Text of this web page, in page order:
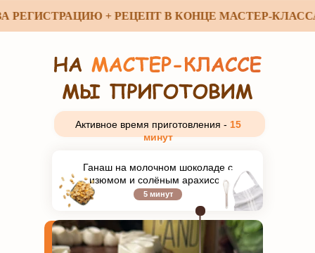
+ РЕЦЕПТ В КОНЦЕ МАСТЕР-КЛАССА
Ганаш на молочном шоколаде с
изюмом и солёным арахисом
Активное время приготовления - 15
минут
5 минут